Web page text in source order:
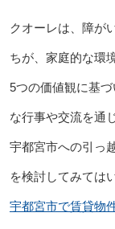
クオーレは、障が
ちが、家庭的な環
5つの価値観に基
な行事や交流を通
宇都宮市への引っ
を検討してみては
宇都宮市で賃貸物